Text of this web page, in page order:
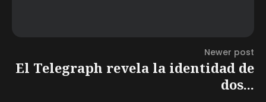
Newer post
El Telegraph revela la identidad de
dos...